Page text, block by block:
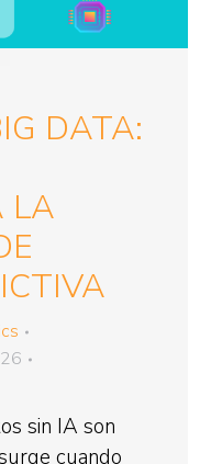
DATA:
LA
sin IA son
cuando